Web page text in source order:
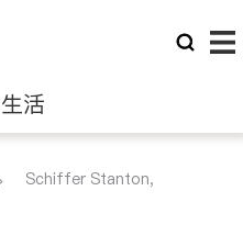
生活
律师Schiffer Stanton,